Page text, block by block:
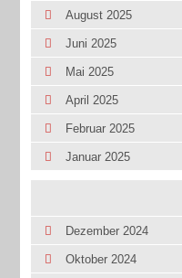
August 2025
Juni 2025
Mai 2025
April 2025
Februar 2025
Januar 2025
Dezember 2024
Oktober 2024